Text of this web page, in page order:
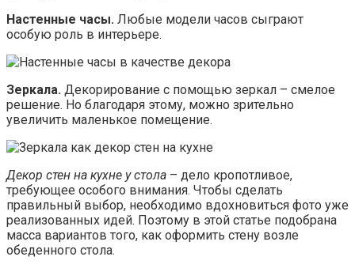
Настенные часы. Любые модели часов сыграют
особую роль в интерьере.
Зеркала. Декорирование с помощью зеркал – смелое
решение. Но благодаря этому, можно зрительно
увеличить маленькое помещение.
Декор стен на кухне у стола – дело кропотливое,
требующее особого внимания. Чтобы сделать
правильный выбор, необходимо вдохновиться фото уже
реализованных идей. Поэтому в этой статье подобрана
масса вариантов того, как оформить стену возле
обеденного стола.